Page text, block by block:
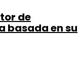
de
basada en su